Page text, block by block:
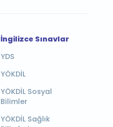
İngilizce Sınavlar
YDS
YÖKDİL
YÖKDİL Sosyal
Bilimler
YÖKDİL Sağlık